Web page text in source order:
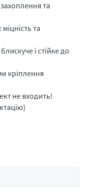
та
та
і стійке до
кріплення
не входить!